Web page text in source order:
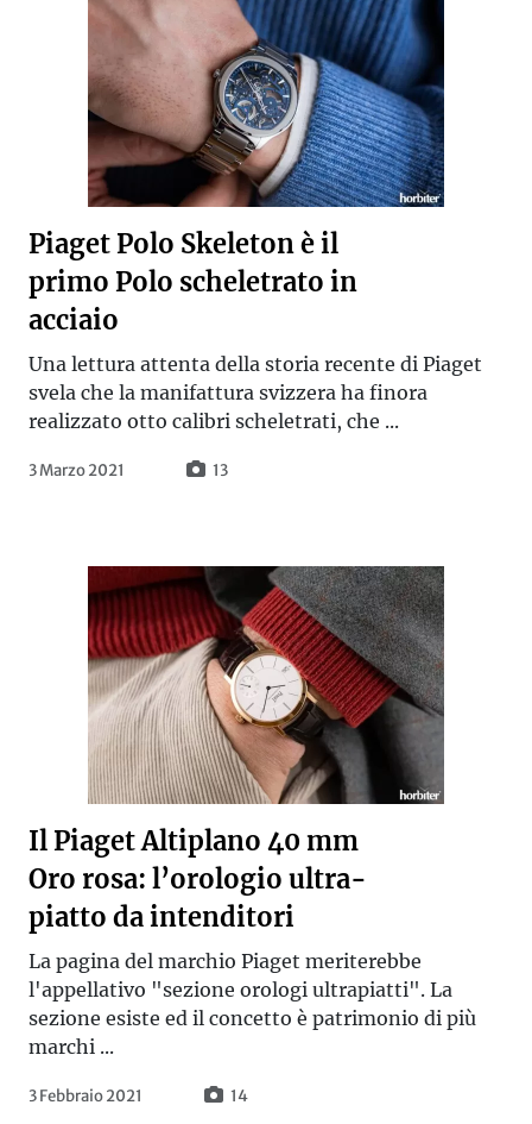
Piaget Polo Skeleton è il
primo Polo scheletrato in
acciaio
Una lettura attenta della storia recente di Piaget
svela che la manifattura svizzera ha finora
realizzato otto calibri scheletrati, che ...
3 Marzo 2021 13
Il Piaget Altiplano 40 mm
Oro rosa: l’orologio ultra-
piatto da intenditori
La pagina del marchio Piaget meriterebbe
l'appellativo "sezione orologi ultrapiatti". La
sezione esiste ed il concetto è patrimonio di più
marchi ...
3 Febbraio 2021 14